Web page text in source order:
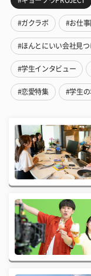
#ガクラボ #お仕
#ほんとにいい会社見つ
#学生インタビュー
#恋愛特集 #学生